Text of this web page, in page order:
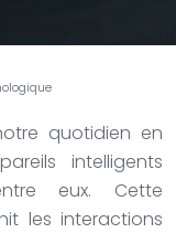
quotidien en
intelligents
eux. Cette
les interactions